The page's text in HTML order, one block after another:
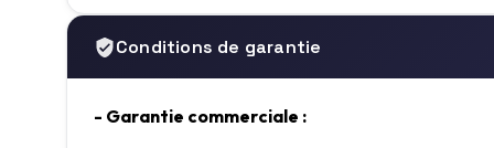
Conditions de garantie
- Garantie commerciale :